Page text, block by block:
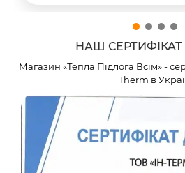
НАШ
Магазин «Тепла Підлога Всім» -
Therm в